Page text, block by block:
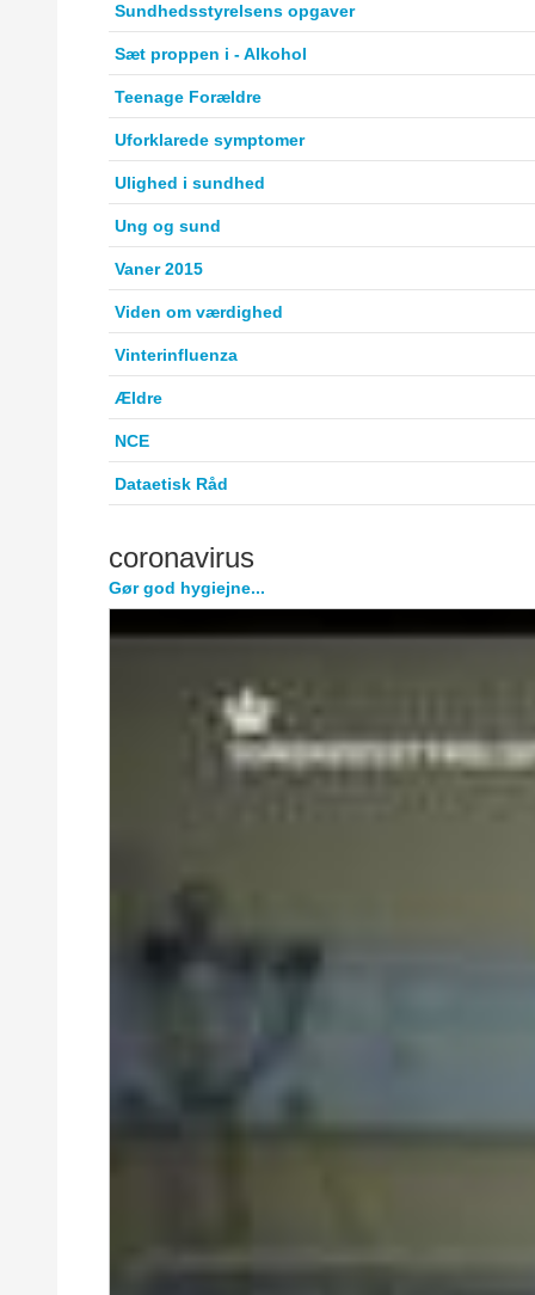
Sundhedsstyrelsens opgaver
Sæt proppen i - Alkohol
Teenage Forældre
Uforklarede symptomer
Ulighed i sundhed
Ung og sund
Vaner 2015
Viden om værdighed
Vinterinfluenza
Ældre
NCE
Dataetisk Råd
coronavirus
Gør god hygiejne...